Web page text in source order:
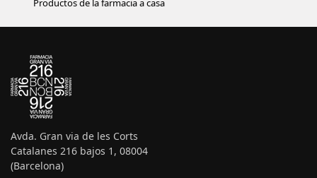
Avda. Gran via de les Corts
Catalanes 216 bajos 1, 08004
(Barcelona)